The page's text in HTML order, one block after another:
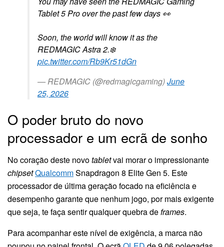
Tablet 5 Pro over the past few days 👀
Soon, the world will know it as the
REDMAGIC Astra 2.❄️
pic.twitter.com/Rb9Kr51dGn
— REDMAGIC (@redmagicgaming)June
25, 2026
O poder bruto do novo
processador e um ecrã de sonho
No coração deste novotabletvai morar o impressionante
chipsetQualcommSnapdragon 8 Elite Gen 5. Este
processador de última geração focado na eficiência e
desempenho garante que nenhum jogo, por mais exigente
que seja, te faça sentir qualquer quebra deframes.
Para acompanhar este nível de exigência, a marca não